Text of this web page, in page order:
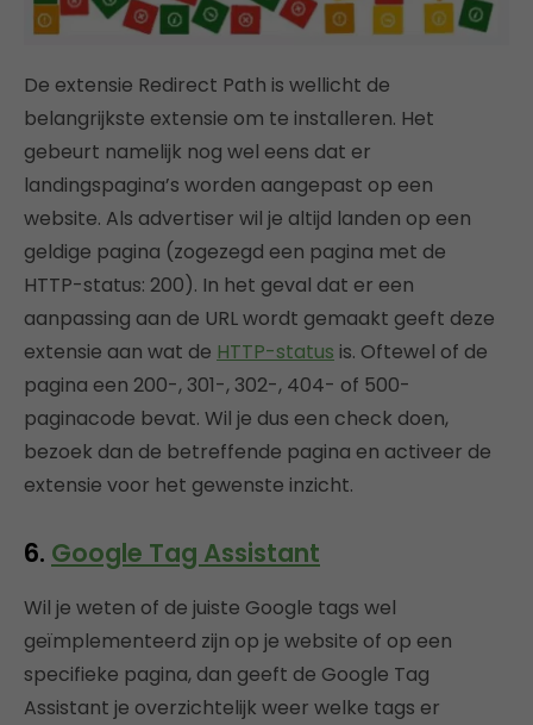
De extensie Redirect Path is wellicht de
belangrijkste extensie om te installeren. Het
gebeurt namelijk nog wel eens dat er
landingspagina’s worden aangepast op een
website. Als advertiser wil je altijd landen op een
geldige pagina (zogezegd een pagina met de
HTTP-status: 200). In het geval dat er een
aanpassing aan de URL wordt gemaakt geeft deze
extensie aan wat de HTTP-status is. Oftewel of de
pagina een 200-, 301-, 302-, 404- of 500-
paginacode bevat. Wil je dus een check doen,
bezoek dan de betreffende pagina en activeer de
extensie voor het gewenste inzicht.
6. Google Tag Assistant
Wil je weten of de juiste Google tags wel
geïmplementeerd zijn op je website of op een
specifieke pagina, dan geeft de Google Tag
Assistant je overzichtelijk weer welke tags er